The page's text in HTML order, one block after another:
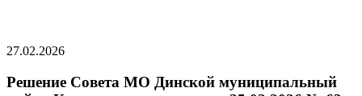
27.02.2026
Решение Совета МО Динской муниципальный